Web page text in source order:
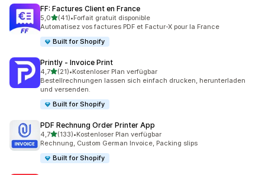
FF: Factures Client en France
5,0von 5 Sternen
(41)
41 Rezensionen insgesamt
•Forfait gratuit disponible
Automatisez vos factures PDF et Factur-X pour la France
Built for Shopify
Printly ‑ Invoice Print
4,7von 5 Sternen
(21)
21 Rezensionen insgesamt
•Kostenloser Plan verfügbar
Bestellrechnungen lassen sich einfach drucken, herunterladen
und versenden.
Built for Shopify
PDF Rechnung Order Printer App
4,7von 5 Sternen
(133)
133 Rezensionen insgesamt
•Kostenloser Plan verfügbar
Rechnung, Custom German Invoice, Packing slips
Built for Shopify